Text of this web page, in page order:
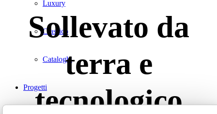
Luxury
Classico
Cataloghi
Progetti
Sollevato da
terra e
tecnologico